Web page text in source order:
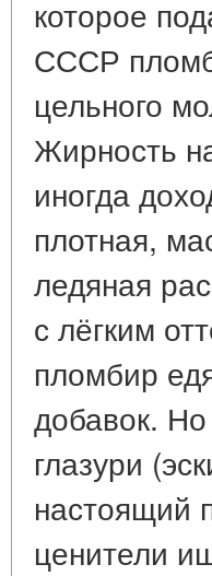
которое
СССР
цельного
Жирность
иногда
плотная,
ледяная
с лёгким
пломбир
добавок.
глазури
настоящий
ценители